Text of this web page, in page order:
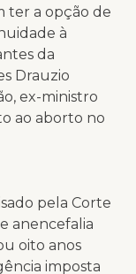
ter a opção de
à
da
Drauzio
ex-ministro
ao aborto no
pela Corte
anencefalia
oito anos
imposta